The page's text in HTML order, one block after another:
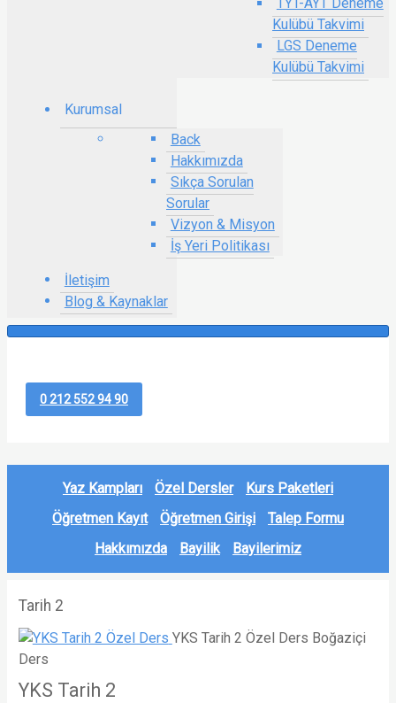
Kulübü Takvimi
LGS Deneme
Kulübü Takvimi
Kurumsal
Back
Hakkımızda
Sıkça Sorulan
Sorular
Vizyon & Misyon
İş Yeri Politikası
İletişim
Blog & Kaynaklar
0 212 552 94 90
Yaz Kampları Özel Dersler
Kurs Paketleri
Öğretmen Kayıt
Öğretmen Girişi
Talep Formu
Hakkımızda
Bayilik Bayilerimiz
Tarih 2
YKS Tarih 2 Özel Ders Boğaziçi
Ders
YKS Tarih 2